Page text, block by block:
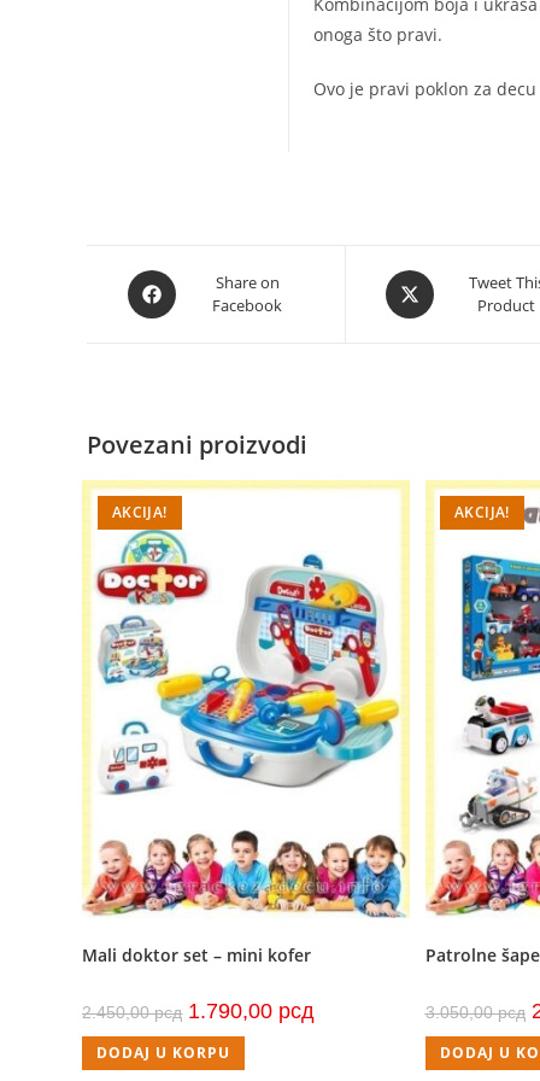
onoga što pravi.
Ovo je pravi poklon za
Opens
in
Share on
Facebook
Opens
in
Tweet
Product
Povezani proizvodi
AKCIJA!
Mali doktor set – mini kofer
2.450,00рсд Originalna
cena
je
bila:
2.450,00 рсд.
1.790,00 рсд
cena
DODAJ U KORPU
AKCIJA!
Patrolne
3.050,00рсд
DODAJ U